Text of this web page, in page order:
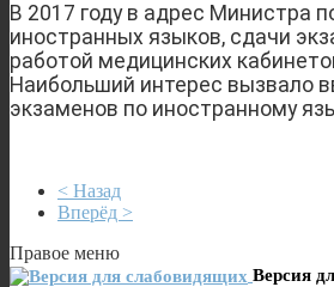
В 2017 году в адрес Министра
иностранных языков, сдачи
работой медицинских
Наибольший интерес вызвало
экзаменов по иностранному
< Назад
Вперёд >
Правое меню
Версия